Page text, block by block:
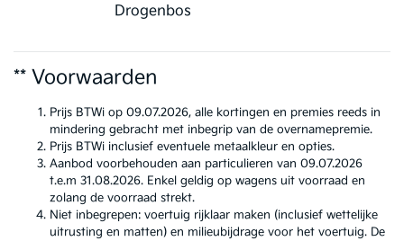
Drogenbos
** Voorwaarden
Prijs BTWi op 09.07.2026, alle kortingen en premies reeds in
mindering gebracht met inbegrip van de overnamepremie.
Prijs BTWi inclusief eventuele metaalkleur en opties.
Aanbod voorbehouden aan particulieren van 09.07.2026
t.e.m 31.08.2026. Enkel geldig op wagens uit voorraad en
zolang de voorraad strekt.
Niet inbegrepen: voertuig rijklaar maken (inclusief wettelijke
uitrusting en matten) en milieubijdrage voor het voertuig. De